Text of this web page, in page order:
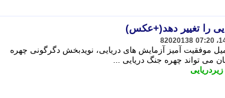
را تغییر دهد(+عکس)
82020138
موفقیت آمیز آزمایش های دریایی، نویدبخش دگرگونی چهره
می تواند چهره جنگ دریایی ...
زیردریایی